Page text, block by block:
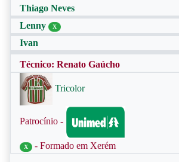
Thiago Neves
Lenny
X
Ivan
Técnico: Renato Gaúcho
Tricolor
Patrocínio -
X - Formado em Xerém